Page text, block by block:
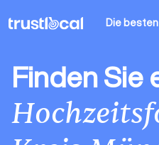
Die
Finden Sie